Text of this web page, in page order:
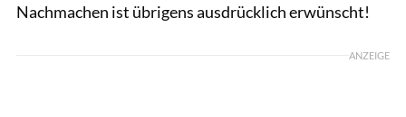
Nachmachen ist übrigens ausdrücklich erwünscht!
ANZEIGE